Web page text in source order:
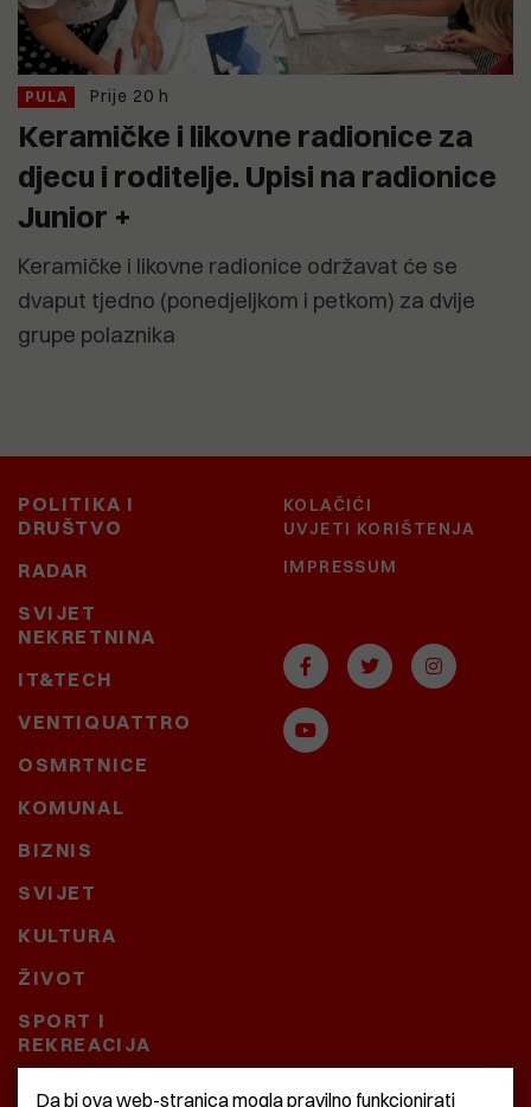
PULA Prije 20 h
Keramičke i likovne radionice za
djecu i roditelje. Upisi na radionice
Junior +
Keramičke i likovne radionice održavat će se
dvaput tjedno (ponedjeljkom i petkom) za dvije
grupe polaznika
POLITIKA I
DRUŠTVO
RADAR
SVIJET
NEKRETNINA
IT&TECH
VENTIQUATTRO
OSMRTNICE
KOMUNAL
BIZNIS
SVIJET
KULTURA
ŽIVOT
SPORT I
REKREACIJA
KOLAČIĆI
UVJETI KORIŠTENJA
IMPRESSUM
Da bi ova web-stranica mogla pravilno funkcionirati